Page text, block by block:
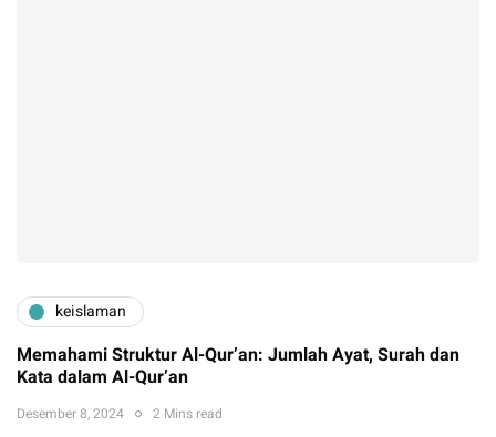
keislaman
Memahami Struktur Al-Qur’an: Jumlah Ayat, Surah dan
Kata dalam Al-Qur’an
Desember 8, 2024 2 Mins read